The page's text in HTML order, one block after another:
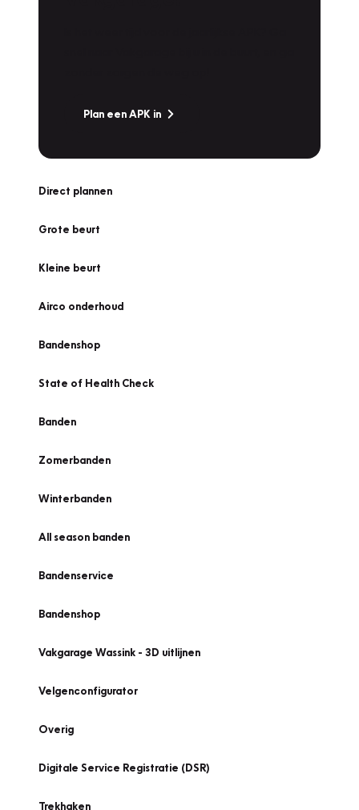
Plan een APK in
Direct plannen
Grote beurt
Kleine beurt
Airco onderhoud
Bandenshop
State of Health Check
Banden
Zomerbanden
Winterbanden
All season banden
Bandenservice
Bandenshop
Vakgarage Wassink - 3D uitlijnen
Velgenconfigurator
Overig
Digitale Service Registratie (DSR)
Trekhaken